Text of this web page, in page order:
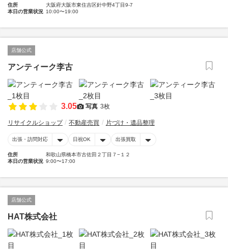
住所
大阪府大阪市東住吉区針中野4丁目9-7
本日の営業状況 10:00〜19:00
店舗公式
アンティーク李古
3.05 写真 3枚
リサイクルショップ 不動産売買 片づけ・遺品整理
出張・訪問対応 日祝OK 出張買取
住所
和歌山県橋本市古佐田２丁目７−１２
本日の営業状況 9:00〜17:00
店舗公式
HAT株式会社